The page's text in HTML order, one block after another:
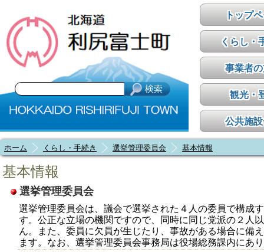
トップ
くらし・
事業者
観光・
公共施
ホーム くらし・手続き 選挙管理委員会 基本情報
基本情報
選挙管理委員会
選挙管理委員会は、議会で選挙された４人の委員で構成
す。公正な立場の機関ですので、同時に同じ党派の２人
ん。また、委員に欠員が生じたり、事故がある場合に備
ます。なお、選挙管理委員会事務局は役場総務課内にあ